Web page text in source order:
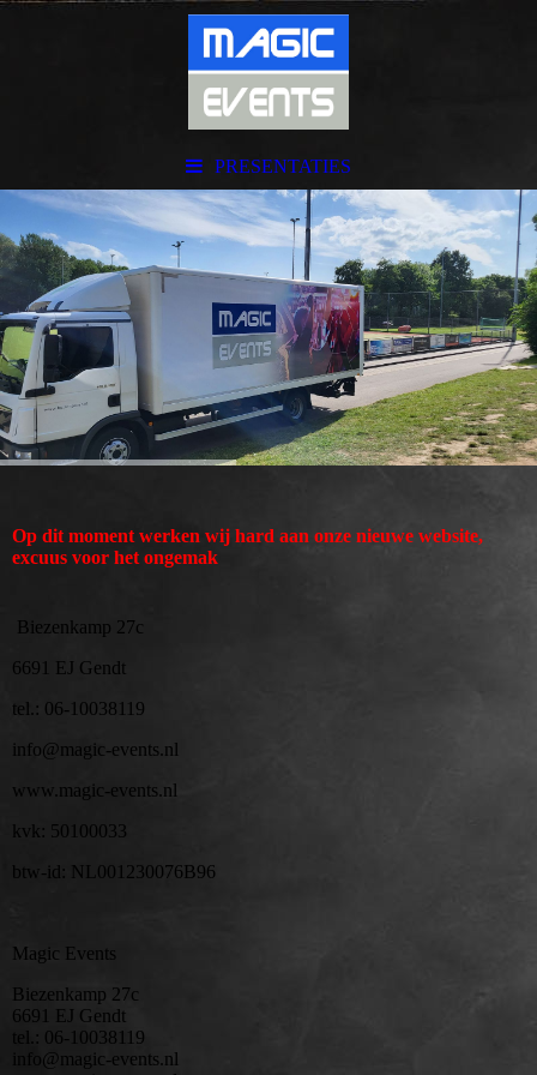
PRESENTATIES
Op dit moment werken wij hard aan onze nieuwe website,
excuus voor het ongemak
Biezenkamp 27c
6691 EJ Gendt
tel.: 06-10038119
info@magic-events.nl
www.magic-events.nl
kvk: 50100033
btw-id: NL001230076B96
Magic Events
Biezenkamp 27c
6691 EJ Gendt
tel.: 06-10038119
info@magic-events.nl